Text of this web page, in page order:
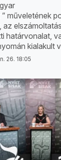
műveletének
határvonalat,
kialakult
26. 18:05